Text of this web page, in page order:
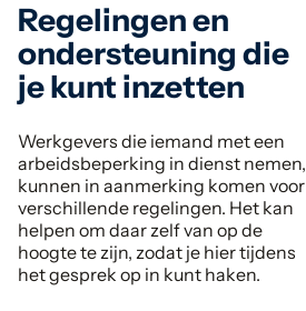
Regelingen en
ondersteuning die
je kunt inzetten
Werkgevers die iemand met een
arbeidsbeperking in dienst nemen,
kunnen in aanmerking komen voor
verschillende regelingen. Het kan
helpen om daar zelf van op de
hoogte te zijn, zodat je hier tijdens
het gesprek op in kunt haken.